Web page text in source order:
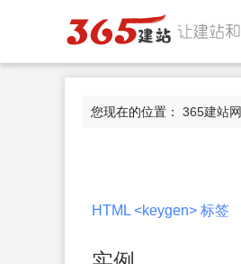
您现在的位置： 365建站网
HTML <keygen> 标签